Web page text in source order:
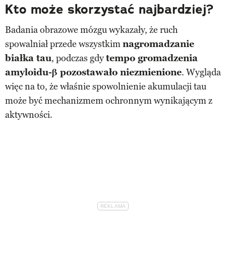
Kto może skorzystać najbardziej?
Badania obrazowe mózgu wykazały, że ruch
spowalniał przede wszystkimnagromadzanie
białka tau, podczas gdytempo gromadzenia
amyloidu-β pozostawało niezmienione. Wygląda
więc na to, że właśnie spowolnienie akumulacji tau
może być mechanizmem ochronnym wynikającym z
aktywności.